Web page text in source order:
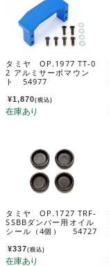
タミヤ OP.1977 TT-0
2 アルミサーボマウン
ト 54977
¥1,870(税込)
タミヤ OP.1727 TRF-
SSBBダンパー用オイル
シール（4個） 54727
¥337(税込)